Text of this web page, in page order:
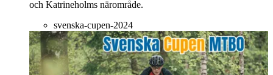
och Katrineholms närområde.
svenska-cupen-2024